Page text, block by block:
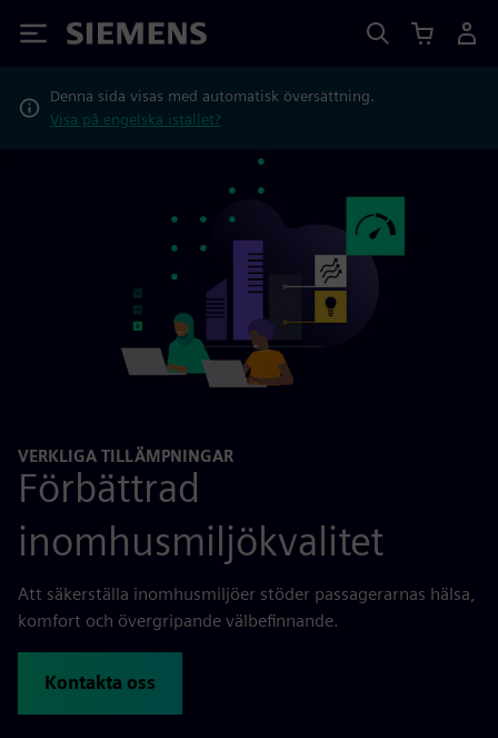
Siemens
Denna sida visas med automatisk översättning.
Visa på engelska istället?
VERKLIGA TILLÄMPNINGAR
Förbättrad
inomhusmiljökvalitet
Att säkerställa inomhusmiljöer stöder passagerarnas hälsa,
komfort och övergripande välbefinnande.
Kontakta oss